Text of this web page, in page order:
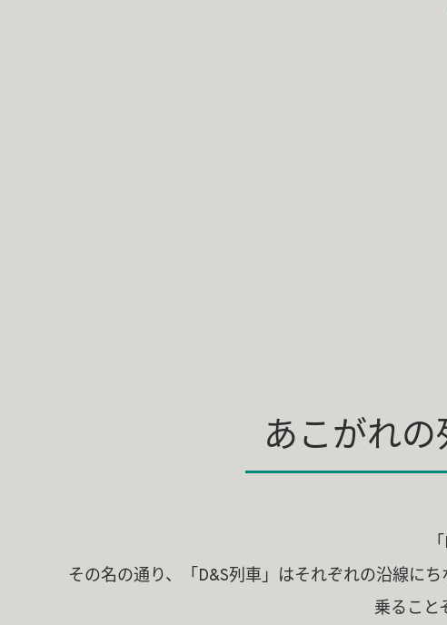
あこがれの
その名の通り、「D&S列車」はそれぞれの沿線に
乗ること